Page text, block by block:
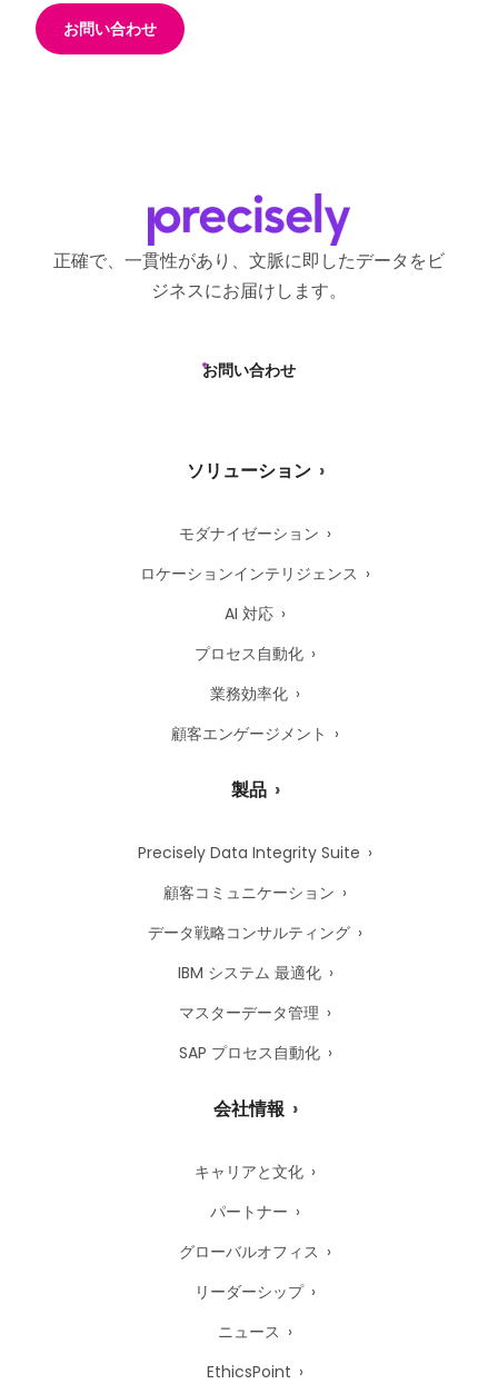
お問い合わせ
正確で、一貫性があり、文脈に即したデータをビ
ジネスにお届けします。
お問い合わせ
ソリューション
モダナイゼーション
ロケーションインテリジェンス
AI 対応
プロセス自動化
業務効率化
顧客エンゲージメント
製品
Precisely Data Integrity Suite
顧客コミュニケーション
データ戦略コンサルティング
IBM システム 最適化
マスターデータ管理
SAP プロセス自動化
会社情報
キャリアと文化
パートナー
グローバルオフィス
リーダーシップ
ニュース
EthicsPoint